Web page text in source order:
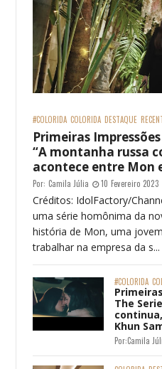
#COLORIDA COLORIDA DESTAQUE
Primeiras
“A montanha russa
acontece entre Mon
Por: Camila Júlia 10 Fevereiro 2023
Créditos: IdolFactory/
uma série homônima da
história de Mon, uma
trabalhar na empresa da s...
#COLORIDA
The
Khun
Por:Camila